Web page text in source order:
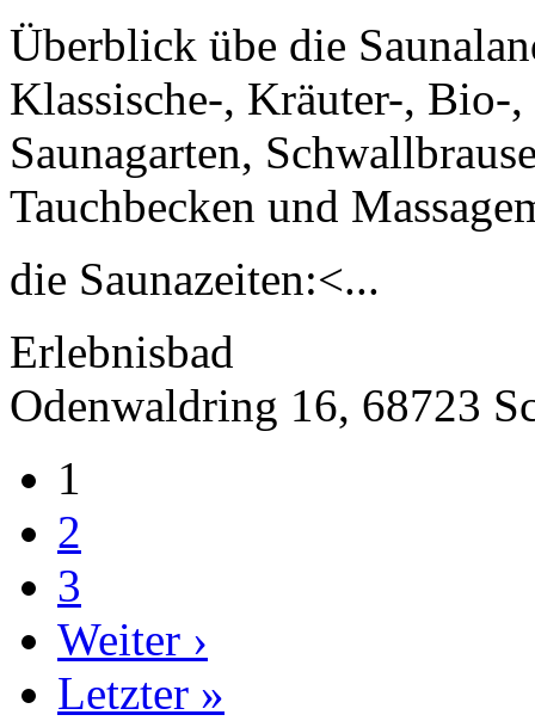
Überblick übe die
Klassische-, Kräuter-, Bio-,
Saunagarten,
Tauchbecken und
die Saunazeiten:<...
Erlebnisbad
Odenwaldring 16, 68723
1
2
3
Weiter ›
Letzter »